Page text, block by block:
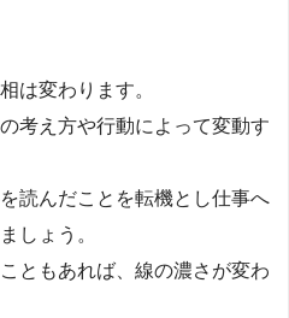
は変わります。
考え方や行動によって変動す
読んだことを転機とし仕事へ
しょう。
ともあれば、線の濃さが変わ